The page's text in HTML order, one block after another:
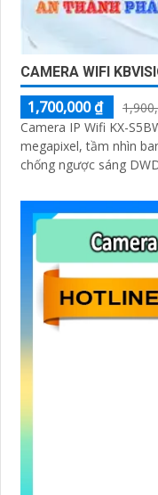
CAMERA WIFI
1,700,000 ₫
Camera IP Wifi KX-
megapixel, tầm nhìn
chống ngược sáng